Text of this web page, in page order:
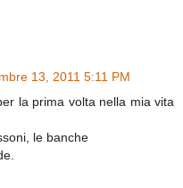
13, 2011 5:11 PM
la prima volta nella mia vita
le banche